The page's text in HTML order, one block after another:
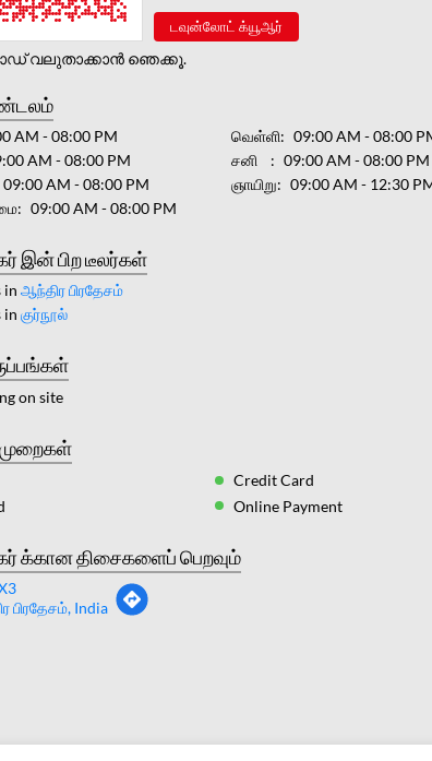
டவுன்லோட் க்யூஆர்
വലുതാക്കാൻ ഞെക്കൂ.
AM - 08:00 PM
AM - 08:00 PM
09:00 AM - 08:00 PM
09:00 AM - 08:00 PM
வெள்ளி
09:00 AM - 08:00
சனி
09:00 AM - 08:00 PM
ஞாயிறு
09:00 AM - 12:30
இன் பிற டீலர்கள்
in ஆந்திர பிரதேசம்
in குர்நூல்
on site
Credit Card
Online Payment
க்கான திசைகளைப் பெறவும்
பிரதேசம், India